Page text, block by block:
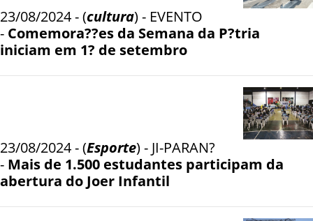
23/08/2024 - (cultura) - EVENTO
- Comemora??es da Semana da P?tria
iniciam em 1? de setembro
23/08/2024 - (Esporte) - JI-PARAN?
- Mais de 1.500 estudantes participam da
abertura do Joer Infantil